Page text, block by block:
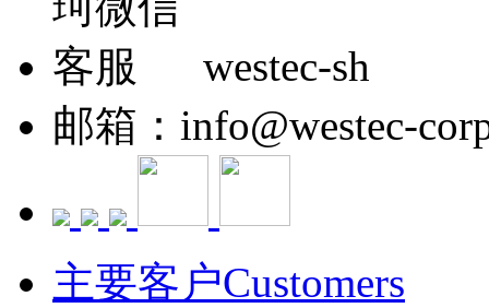
westec-sh
邮箱：info@westec-
主要客户Customers